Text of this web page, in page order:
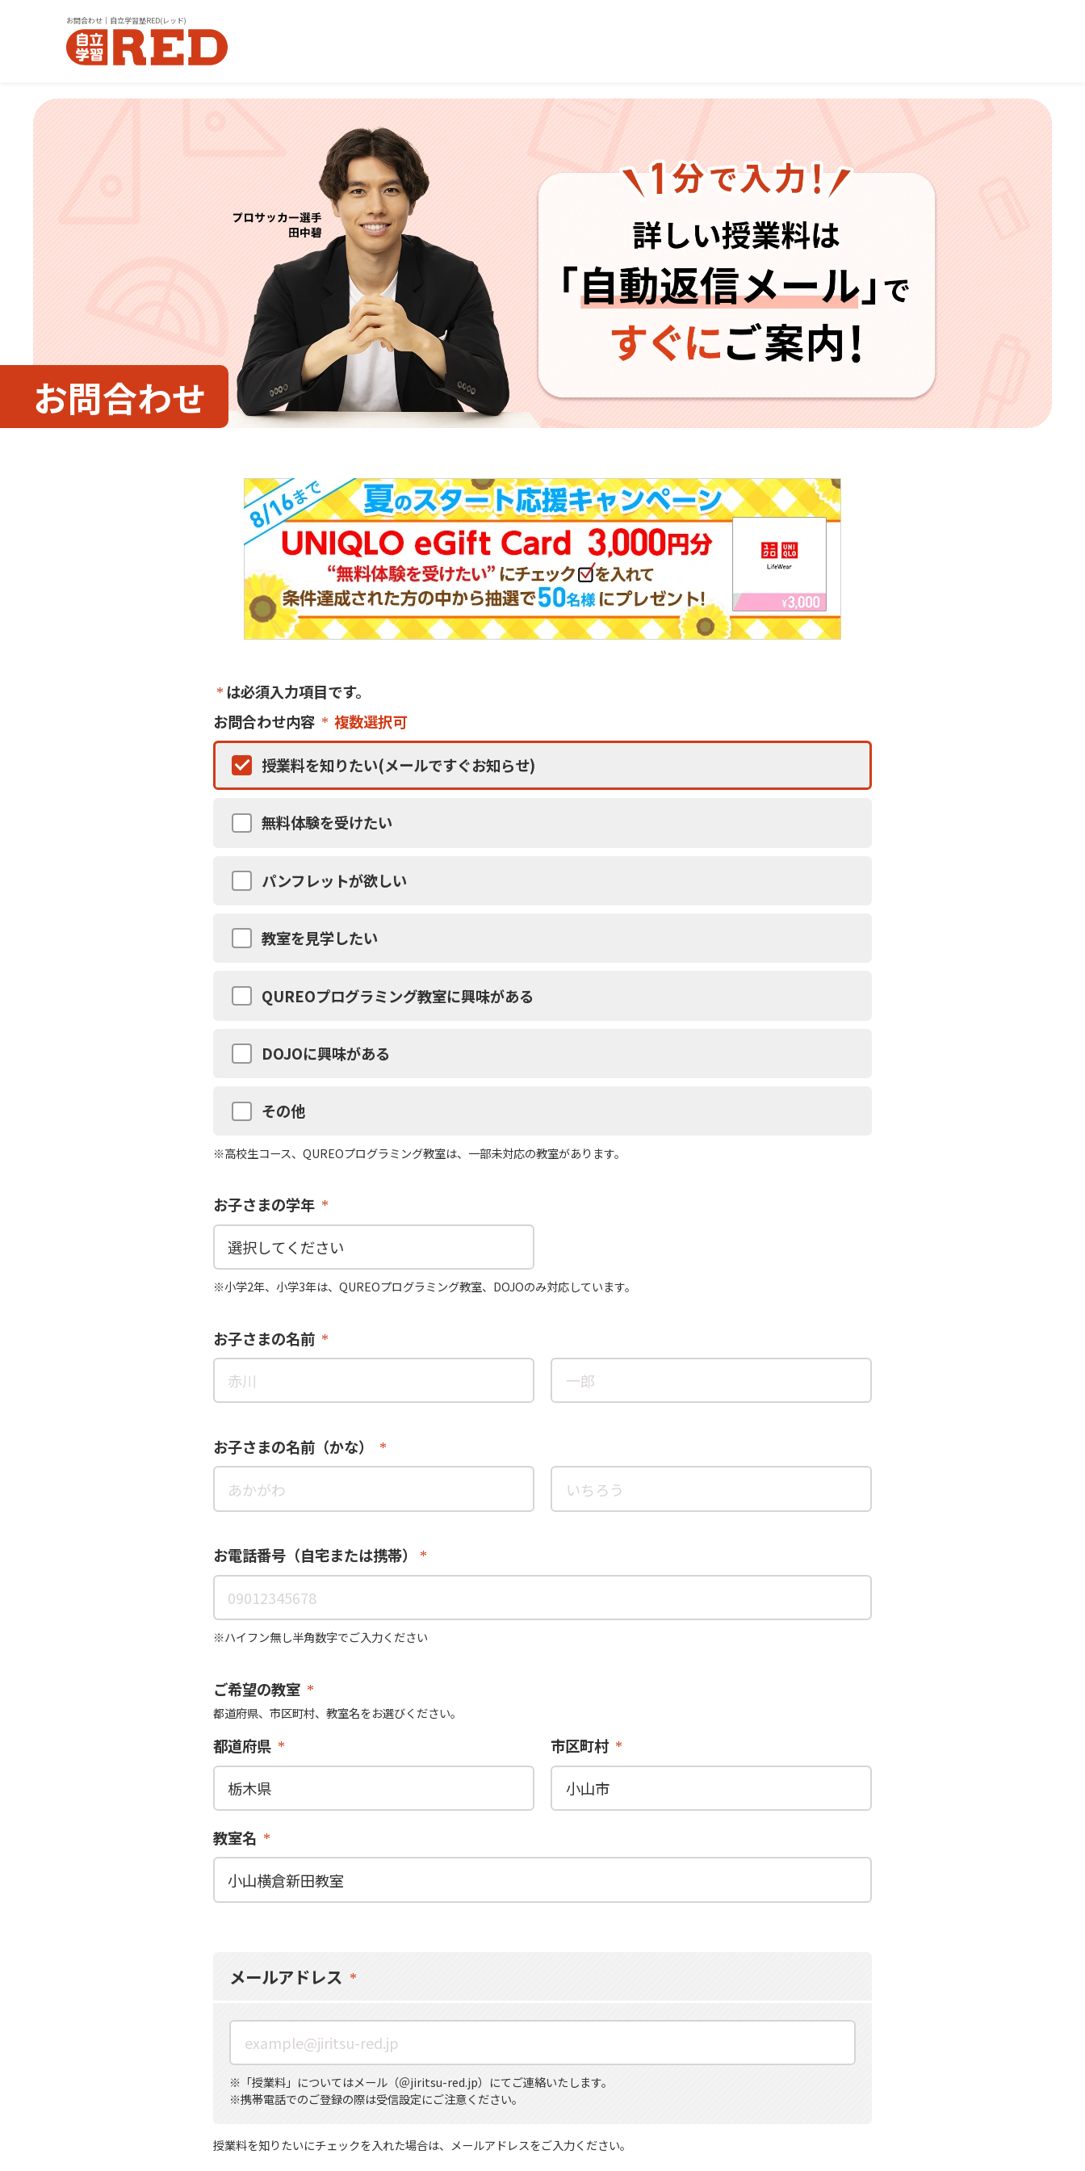
お問合わせ｜自立学習塾RED(レッド)
お問合わせ
は必須入力項目です。
お問合わせ内容
複数選択可
授業料を知りたい(メールですぐお知らせ)
無料体験を受けたい
パンフレットが欲しい
教室を見学したい
QUREOプログラミング教室に興味がある
DOJOに興味がある
その他
※高校生コース、QUREOプログラミング教室は、一部未対応の教室があります。
お子さまの学年
※小学2年、小学3年は、QUREOプログラミング教室、DOJOのみ対応しています。
お子さまの名前
お子さまの名前（かな）
お電話番号（自宅または携帯）
※ハイフン無し半角数字でご入力ください
ご希望の教室
都道府県、市区町村、教室名をお選びください。
都道府県 市区町村
教室名
メールアドレス
※「授業料」についてはメール（＠jiritsu-red.jp）にてご連絡いたします。
※携帯電話でのご登録の際は受信設定にご注意ください。
授業料を知りたいにチェックを入れた場合は、メールアドレスをご入力ください。